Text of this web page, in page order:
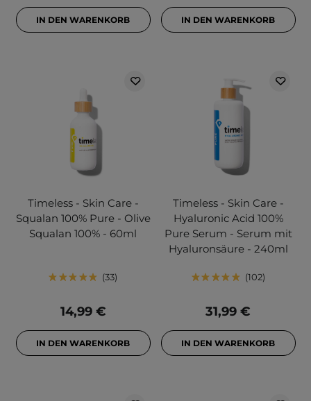
IN DEN WARENKORB IN DEN WARENKORB
Timeless - Skin Care -
Squalan 100% Pure - Olive
Squalan 100% - 60ml
33
14,99 €
IN DEN WARENKORB
Timeless - Skin Care -
Hyaluronic Acid 100%
Pure Serum - Serum mit
Hyaluronsäure - 240ml
102
31,99 €
IN DEN WARENKORB